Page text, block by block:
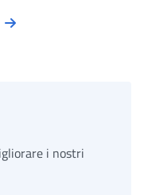
i nostri